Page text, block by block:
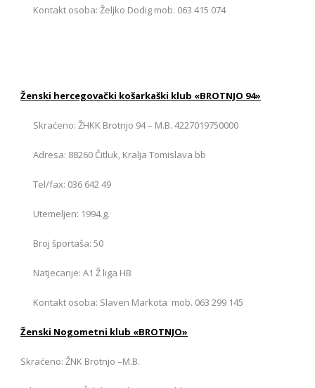
Kontakt osoba: Željko Dodig mob. 063 415 074
Ženski hercegovački košarkaški klub «BROTNJO 94»
Skraćeno: ŽHKK Brotnjo 94 – M.B. 4227019750000
Adresa: 88260 Čitluk, Kralja Tomislava bb
Tel/fax: 036 642 49
Utemeljen: 1994.g.
Broj športaša: 50
Natjecanje: A1 Ž liga HB
Kontakt osoba: Slaven Markota mob. 063 299 145
Ženski Nogometni klub «BROTNJO»
Skraćeno: ŽNK Brotnjo –M.B.